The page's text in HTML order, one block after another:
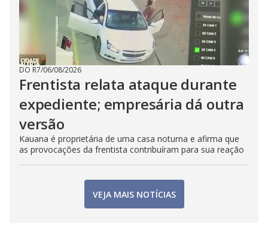
DO R7/06/08/2026
Frentista relata ataque durante
expediente; empresária dá outra
versão
Kauana é proprietária de uma casa noturna e afirma que
as provocações da frentista contribuíram para sua reação
VEJA MAIS NOTÍCIAS